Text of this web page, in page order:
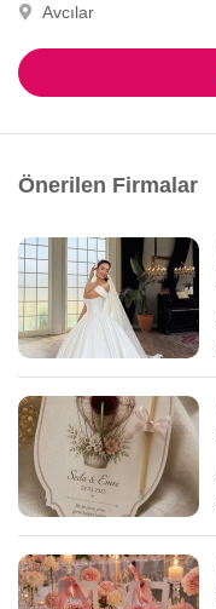
Avcılar
Önerilen Firmalar